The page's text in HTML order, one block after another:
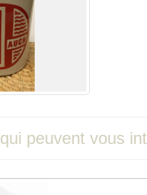
peuvent vous